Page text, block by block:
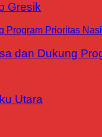
Gresik
dan Dukung
Utara